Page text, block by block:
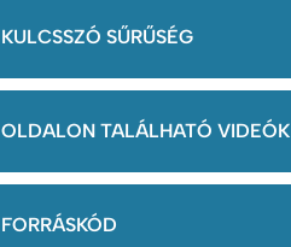
KULCSSZÓ SŰRŰSÉG
OLDALON TALÁLHATÓ VIDEÓK
FORRÁSKÓD